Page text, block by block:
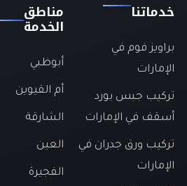
خدماتنا
براويز فوم في
الإمارات
تركيب جبس بورد
أسقف في الإمارات
تركيب ورق جدران في
الإمارات
مناطق
الخدمة
أبوظبي
أم القيوين
الشارقة
العين
الفجيرة